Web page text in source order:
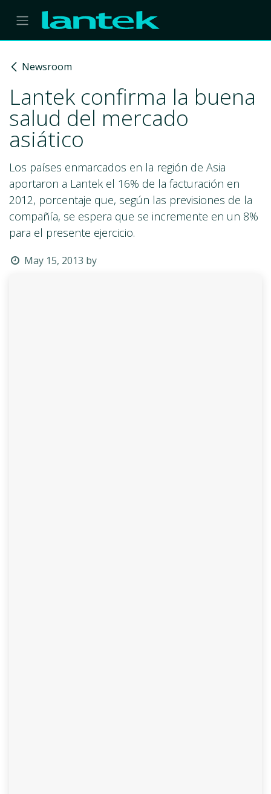
Skip to Content
Newsroom
Lantek confirma la buena
salud del mercado
asiático
Los países enmarcados en la región de Asia
aportaron a Lantek el 16% de la facturación en
2012, porcentaje que, según las previsiones de la
compañía, se espera que se incremente en un 8%
para el presente ejercicio.
May 15, 2013 by